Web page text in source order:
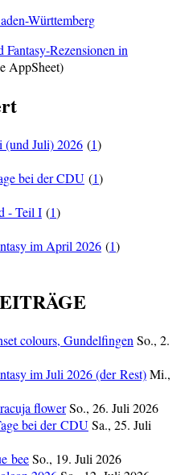
Württemberg
Rezensionen in
AppSheet)
(und Juli) 2026 (1)
bei der CDU (1)
- Teil I (1)
im April 2026 (1)
colours, Gundelfingen So., 2.
im Juli 2026 (der Rest)Mi.,
flowerSo., 26. Juli 2026
bei der CDUSa., 25. Juli
beeSo., 19. Juli 2026